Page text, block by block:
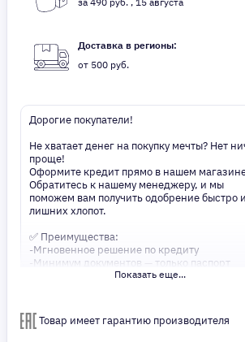
Доставка в регионы:
от 500 руб.
Дорогие покупатели!
Не хватает денег на покупку мечты? Нет
проще!
Оформите кредит прямо в нашем
Обратитесь к нашему менеджеру, и мы
поможем вам получить одобрение быстро
лишних хлопот.
✅ Преимущества:
-Мгновенное решение по кредиту
-Минимум документов — только паспорт
-Удобные сроки и низкие процентные
Получите то, что нужно, прямо сейчас. Ваше
удобство — наш приоритет! ✨
Показать еще...
Товар имеет гарантию производителя